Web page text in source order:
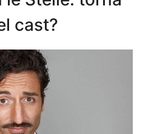
cast?